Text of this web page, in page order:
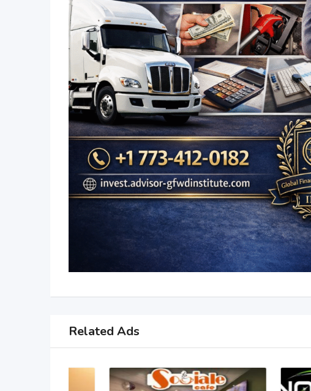
Related Ads